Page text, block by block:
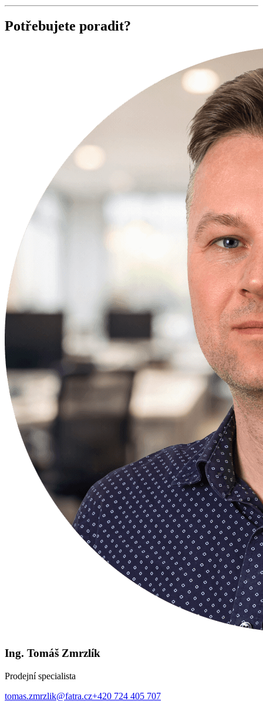
Potřebujete poradit?
Ing. Tomáš Zmrzlík
Prodejní specialista
tomas.zmrzlik@fatra.cz+420 724 405 707